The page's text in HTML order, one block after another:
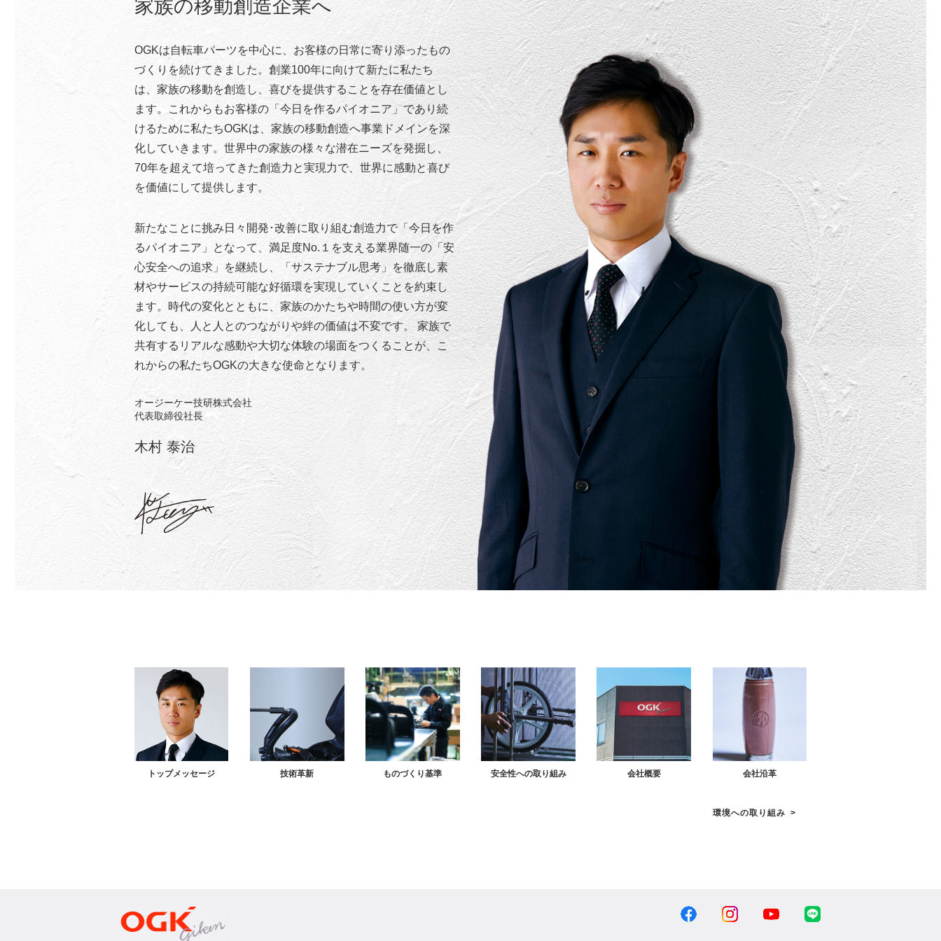
家族の移動創造企業へ
OGKは自転車パーツを中心に、お客様の日常に寄り添ったもの
づくりを続けてきました。創業100年に向けて新たに私たち
は、家族の移動を創造し、喜びを提供することを存在価値とし
ます。これからもお客様の「今日を作るパイオニア」であり続
けるために私たちOGKは、家族の移動創造へ事業ドメインを深
化していきます。世界中の家族の様々な潜在ニーズを発掘し、
70年を超えて培ってきた創造力と実現力で、世界に感動と喜び
を価値にして提供します。
新たなことに挑み日々開発･改善に取り組む創造力で「今日を作
るパイオニア」となって、満足度No.１を支える業界随一の「安
心安全への追求」を継続し、「サステナブル思考」を徹底し素
材やサービスの持続可能な好循環を実現していくことを約束し
ます。時代の変化とともに、家族のかたちや時間の使い方が変
化しても、人と人とのつながりや絆の価値は不変です。 家族で
共有するリアルな感動や大切な体験の場面をつくることが、こ
れからの私たちOGKの大きな使命となります。
オージーケー技研株式会社
代表取締役社長
木村 泰治
トップメッセージ 技術革新 ものづくり基準 安全性への取り組み 会社概要 会社沿革
環境への取り組み >